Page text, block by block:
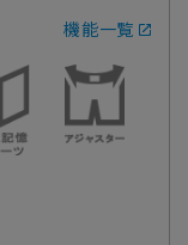
機能一覧